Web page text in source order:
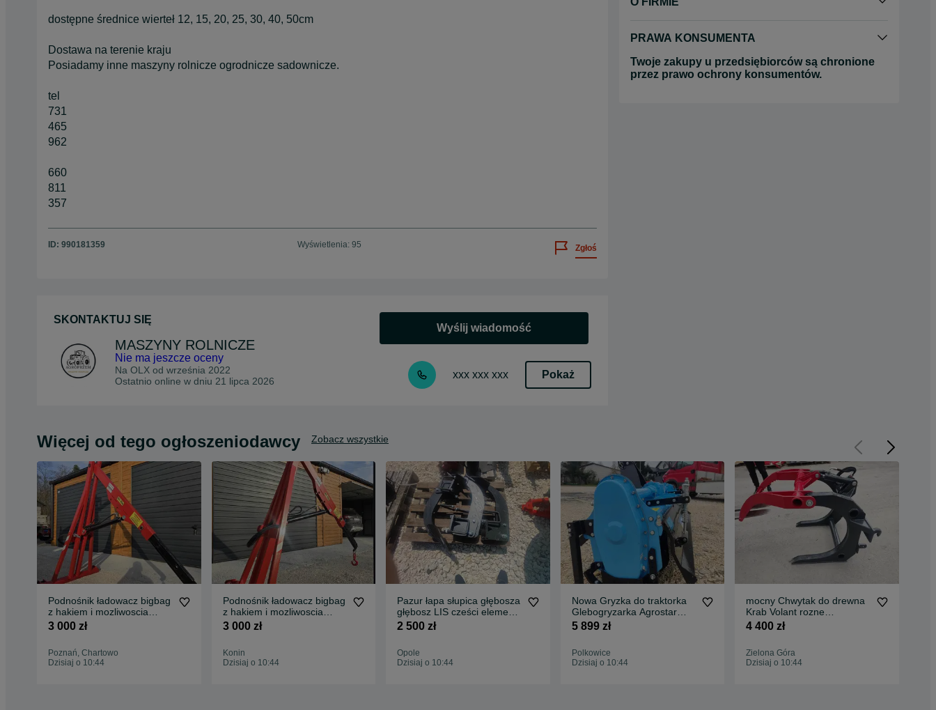
dostępne średnice wierteł 12, 15, 20, 25, 30, 40, 50cm
Dostawa na terenie kraju
Posiadamy inne maszyny rolnicze ogrodnicze sadownicze.
tel
731
465
962
660
811
357
ID: 990181359 Wyświetlenia: 95 Zgłoś
SKONTAKTUJ SIĘ
MASZYNY ROLNICZE
Nie ma jeszcze oceny
Na OLX od września 2022
Ostatnio online w dniu 21 lipca 2026
Wyślij wiadomość
xxx xxx xxx Pokaż
PRAWA KONSUMENTA
Twoje zakupy u przedsiębiorców są chronione
przez prawo ochrony konsumentów.
Więcej od tego ogłoszeniodawcy Zobacz wszystkie
Podnośnik ładowacz bigbag
z hakiem i mozliwoscia
uchwytu do kłód
3 000 zł
Poznań, Chartowo
Dzisiaj o 10:44
Podnośnik ładowacz bigbag
z hakiem i mozliwoscia
uchwytu do kłód
3 000 zł
Konin
Dzisiaj o 10:44
Pazur łapa słupica głębosza
głębosz LIS cześci elementy
wymienne
2 500 zł
Opole
Dzisiaj o 10:44
Nowa Gryzka do traktorka
Glebogryzarka Agrostar
solidna
5 899 zł
Polkowice
Dzisiaj o 10:44
mocny Chwytak do drewna
Krab Volant rozne
mocowania
4 400 zł
Zielona Góra
Dzisiaj o 10:44